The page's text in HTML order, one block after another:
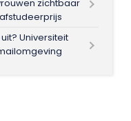
zichtbaar
Universiteit